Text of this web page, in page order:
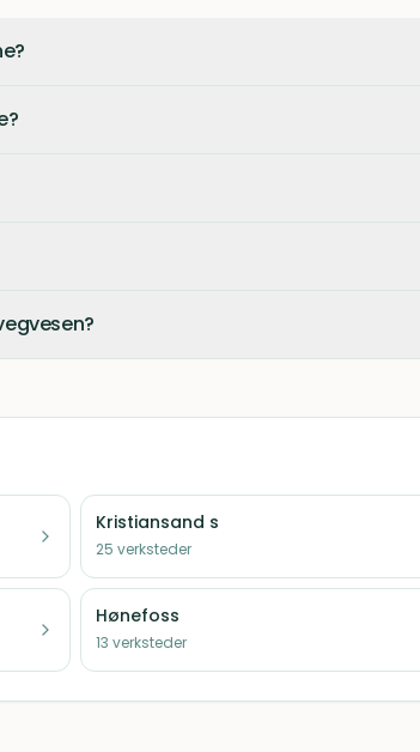
Kristiansand s
25 verksteder
Hønefoss
13 verksteder